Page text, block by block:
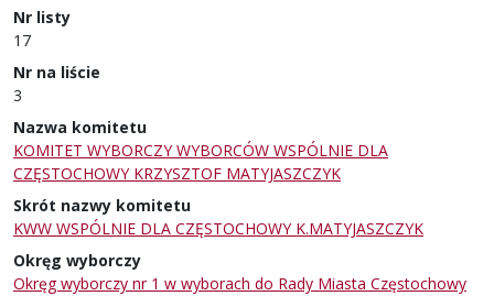
Nr listy
17
Nr na liście
3
Nazwa komitetu
KOMITET WYBORCZY WYBORCÓW WSPÓLNIE DLA
CZĘSTOCHOWY KRZYSZTOF MATYJASZCZYK
Skrót nazwy komitetu
KWW WSPÓLNIE DLA CZĘSTOCHOWY K.MATYJASZCZYK
Okręg wyborczy
Okręg wyborczy nr 1 w wyborach do Rady Miasta Częstochowy